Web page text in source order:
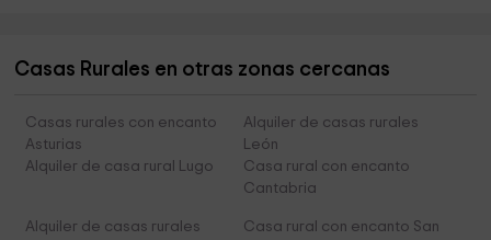
Casas Rurales en otras zonas cercanas
Casas rurales con encanto
Asturias
Alquiler de casas rurales
León
Alquiler de casa rural Lugo
Casa rural con encanto
Cantabria
Alquiler de casas rurales
Casa rural con encanto San